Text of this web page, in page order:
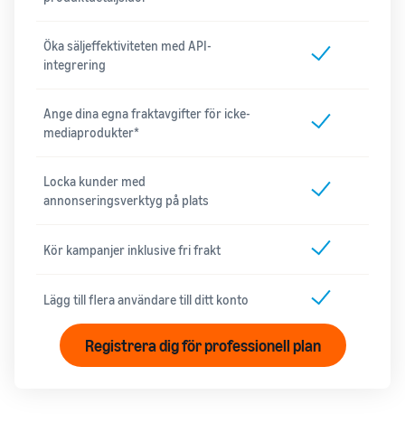
Öka säljeffektiviteten med API-
integrering
Ange dina egna fraktavgifter för icke-
mediaprodukter*
Locka kunder med
annonseringsverktyg på plats
Kör kampanjer inklusive fri frakt
Lägg till flera användare till ditt konto
Registrera dig för professionell plan